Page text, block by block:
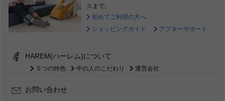
スまで。
初めてご利用の方へ
ショッピングガイド
アフターサポート
HAREM(ハーレム)について
５つの特色 中の人のこだわり 運営会社
お問い合わせ